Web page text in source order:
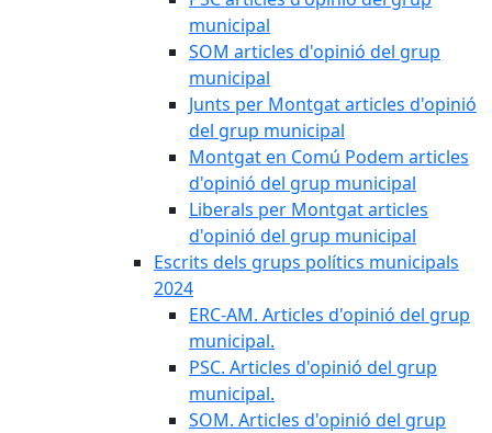
municipal
SOM articles d'opinió del grup
municipal
Junts per Montgat articles d'opinió
del grup municipal
Montgat en Comú Podem articles
d'opinió del grup municipal
Liberals per Montgat articles
d'opinió del grup municipal
Escrits dels grups polítics municipals
2024
ERC-AM. Articles d'opinió del grup
municipal.
PSC. Articles d'opinió del grup
municipal.
SOM. Articles d'opinió del grup